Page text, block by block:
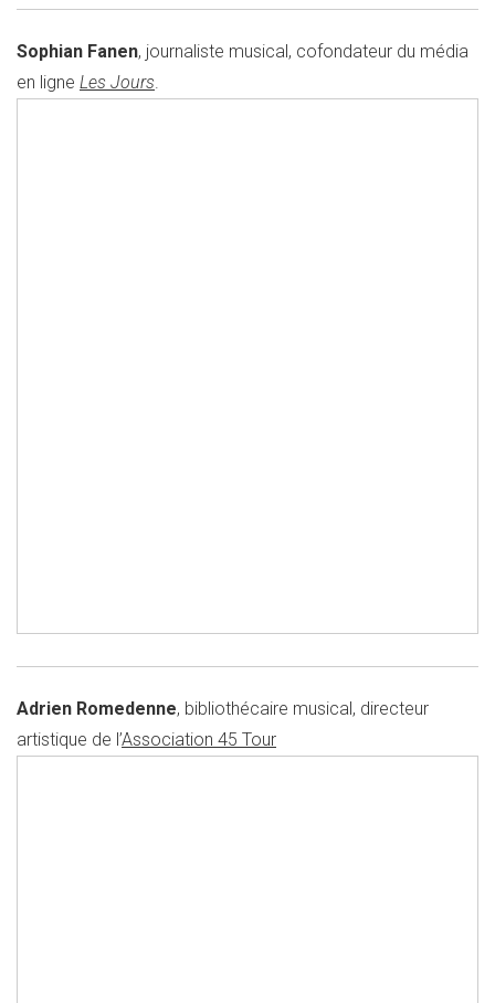
Sophian Fanen, journaliste musical, cofondateur du média
en ligne Les Jours
Adrien Romedenne, bibliothécaire musical, directeur
artistique de l’Association 45 Tour